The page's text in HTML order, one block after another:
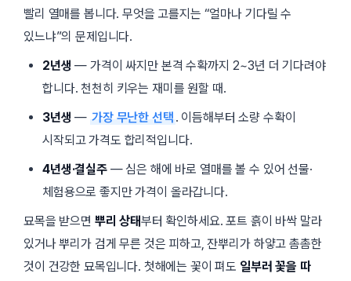
빨리 열매를 봅니다. 무엇을 고를지는 “얼마나 기다릴 수
있느냐”의 문제입니다.
2년생 — 가격이 싸지만 본격 수확까지 2~3년 더 기다려야
합니다. 천천히 키우는 재미를 원할 때.
3년생 — 가장 무난한 선택 . 이듬해부터 소량 수확이
시작되고 가격도 합리적입니다.
4년생·결실주— 심은 해에 바로 열매를 볼 수 있어 선물·
체험용으로 좋지만 가격이 올라갑니다.
묘목을 받으면 뿌리 상태부터 확인하세요. 포트 흙이 바싹 말라
있거나 뿌리가 검게 무른 것은 피하고, 잔뿌리가 하얗고 촘촘한
것이 건강한 묘목입니다. 첫해에는 꽃이 펴도 일부러 꽃을 따